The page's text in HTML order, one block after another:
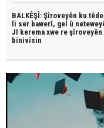
BALKÊŞÎ: Şîroveyên ku
li ser bawerî, gel û
JI kerema xwe re şîroveyên
binivîsin